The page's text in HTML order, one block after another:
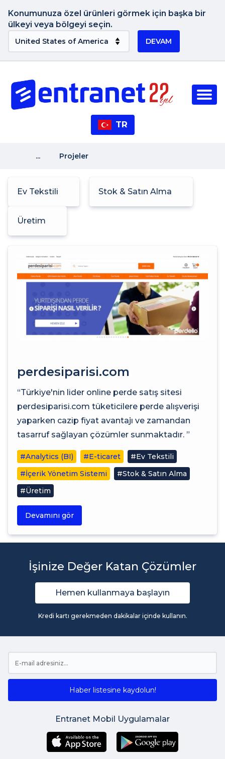
Konumunuza özel ürünleri görmek için başka bir
ülkeyi veya bölgeyi seçin.
DEVAM
TR
... Projeler
Ev Tekstili Stok & Satın Alma
Üretim
perdesiparisi.com
“Türkiye'nin lider online perde satış sitesi
perdesiparisi.com tüketicilere perde alışverişi
yaparken cazip fiyat avantajı ve zamandan
tasarruf sağlayan çözümler sunmaktadır. ”
#Analytics (BI) #E-ticaret
#Ev Tekstili
#İçerik Yönetim Sistemi
#Stok & Satın Alma
#Üretim
Devamını gör
İşinize Değer Katan Çözümler
Hemen kullanmaya başlayın
Kredi kartı gerekmeden dakikalar içinde kullanın.
Haber listesine kaydolun!
Entranet Mobil Uygulamalar